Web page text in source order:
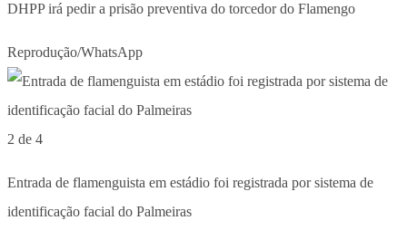
DHPP irá pedir a prisão preventiva do torcedor do Flamengo
Reprodução/WhatsApp
2 de 4
Entrada de flamenguista em estádio foi registrada por sistema de
identificação facial do Palmeiras